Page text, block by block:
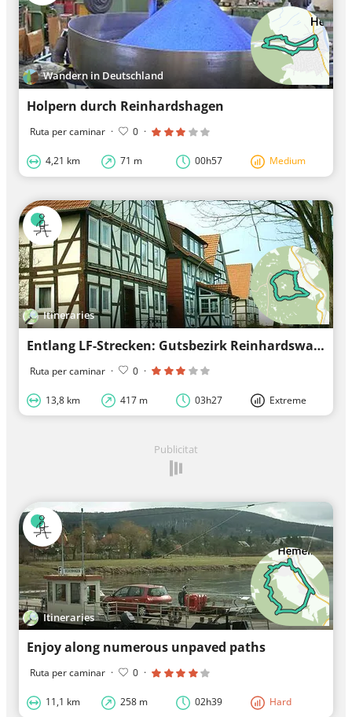
Wandern in Deutschland
Holpern durch Reinhardshagen
Ruta per caminar · 0 ·
4,21 km 71 m 00h57 Medium
Itineraries
Entlang LF-Strecken: Gutsbezirk Reinhardswald, gemeindefreies Gebiet
Ruta per caminar · 0 ·
13,8 km 417 m 03h27 Extreme
Publicitat
Itineraries
Enjoy along numerous unpaved paths
Ruta per caminar · 0 ·
11,1 km 258 m 02h39 Hard